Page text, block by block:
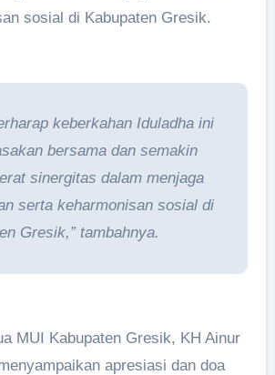
sosial di Kabupaten Gresik.
keberkahan Iduladha ini
bersama dan semakin
sinergitas dalam menjaga
serta keharmonisan sosial di
Gresik,” tambahnya.
MUI Kabupaten Gresik, KH Ainur
apresiasi dan doa